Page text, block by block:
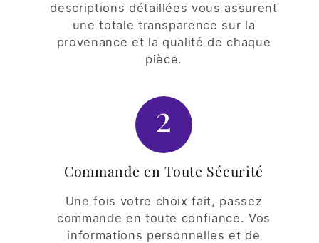
descriptions détaillées vous assurent
une totale transparence sur la
provenance et la qualité de chaque
pièce.
2
Commande en Toute Sécurité
Une fois votre choix fait, passez
commande en toute confiance. Vos
informations personnelles et de